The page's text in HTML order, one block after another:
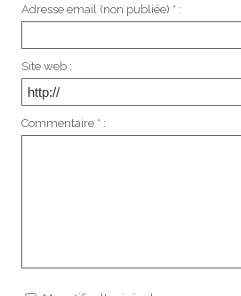
Adresse email (non publiée) * :
Site web :
Commentaire * :